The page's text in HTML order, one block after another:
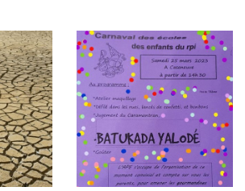
Inscription centre de loisirs
pour les vacances scolaires
d’avril